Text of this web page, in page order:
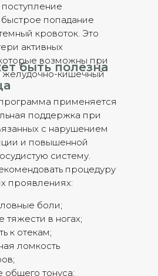
попадание
кровоток. Это
активных
возможны при
кишечный
быть полезна
применяется
поддержка при
с нарушением
и повышенной
систему.
процедуру
проявлениях:
боли;
в ногах;
к отекам;
ломкость
общего тонуса;